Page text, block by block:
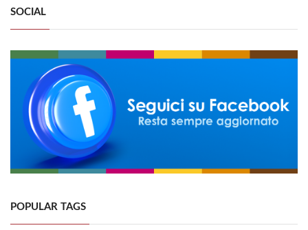
SOCIAL
POPULAR TAGS